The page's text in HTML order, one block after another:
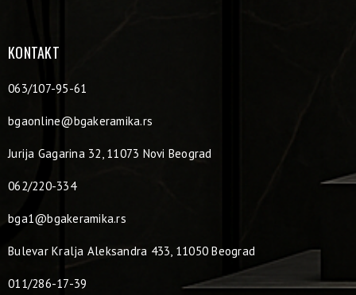
KONTAKT
063/107-95-61
bgaonline@bgakeramika.rs
Jurija Gagarina 32, 11073 Novi Beograd
062/220-334
bga1@bgakeramika.rs
Bulevar Kralja Aleksandra 433, 11050 Beograd
011/286-17-39